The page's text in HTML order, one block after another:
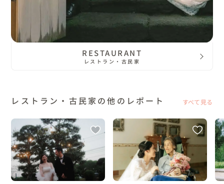
RESTAURANT
レストラン・古民家
レストラン・古民家の他のレポート すべて見る